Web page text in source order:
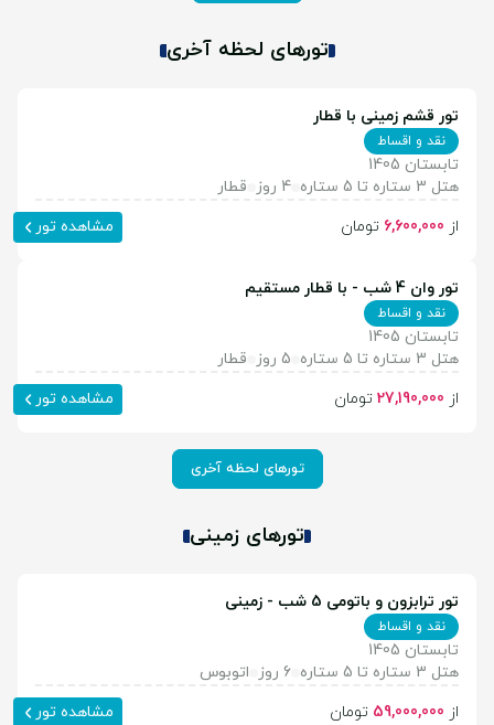
تورهای لحظه آخری
تور قشم زمینی با قطار
نقد و اقساط
تابستان 1405
هتل 3 ستاره تا 5 ستاره
4 روز
قطار
از 6,600,000 تومان مشاهده تور
تور وان 4 شب - با قطار مستقیم
نقد و اقساط
تابستان 1405
هتل 3 ستاره تا 5 ستاره
5 روز
قطار
از 27,190,000 تومان مشاهده تور
تورهای لحظه آخری
تورهای زمینی
تور ترابزون و باتومی 5 شب - زمینی
نقد و اقساط
تابستان 1405
هتل 3 ستاره تا 5 ستاره
6 روز
اتوبوس
از 59,000,000 تومان مشاهده تور